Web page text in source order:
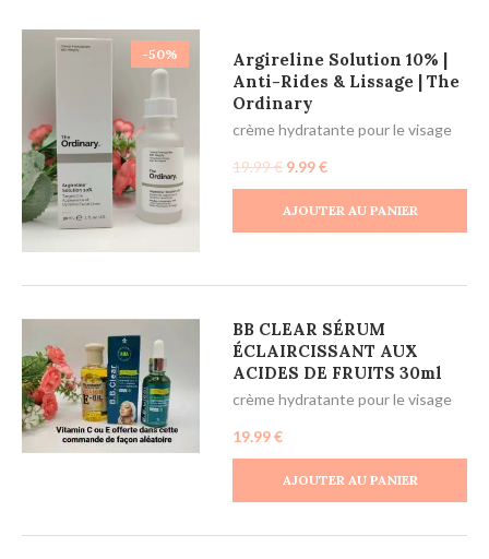
-50%
Argireline Solution 10% |
Anti-Rides & Lissage | The
Ordinary
crème hydratante pour le visage
19.99€ 9.99€
AJOUTER AU PANIER
BB CLEAR SÉRUM
ÉCLAIRCISSANT AUX
ACIDES DE FRUITS 30ml
crème hydratante pour le visage
19.99€
AJOUTER AU PANIER